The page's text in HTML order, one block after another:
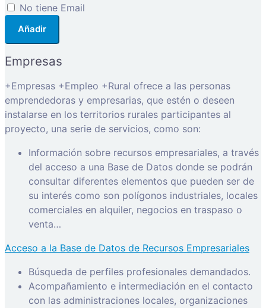
No tiene Email
Añadir
Empresas
+Empresas +Empleo +Rural ofrece a las personas
emprendedoras y empresarias, que estén o deseen
instalarse en los territorios rurales participantes al
proyecto, una serie de servicios, como son:
Información sobre recursos empresariales, a través
del acceso a una Base de Datos donde se podrán
consultar diferentes elementos que pueden ser de
su interés como son polígonos industriales, locales
comerciales en alquiler, negocios en traspaso o
venta…
Acceso a la Base de Datos de Recursos Empresariales
Búsqueda de perfiles profesionales demandados.
Acompañamiento e intermediación en el contacto
con las administraciones locales, organizaciones